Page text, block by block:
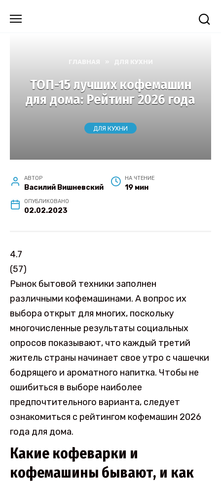
ГЛАВНАЯ » ДЛЯ КУХНИ
ТОП-15 лучших кофемашин
для дома: Рейтинг 2026 года
ДЛЯ КУХНИ
АВТОР
Василий Вишневский
НА ЧТЕНИЕ
19 мин
ОПУБЛИКОВАНО
02.02.2023
4.7
(57)
Рынок бытовой техники заполнен
различными кофемашинами. А вопрос их
выбора открыт для многих, поскольку
многочисленные результаты социальных
опросов показывают, что каждый третий
житель страны начинает свое утро с чашечки
бодрящего и ароматного напитка. Чтобы не
ошибиться в выборе наиболее
предпочтительного варианта, следует
ознакомиться с рейтингом кофемашин 2026
года для дома.
Какие кофеварки и
кофемашины бывают, и как